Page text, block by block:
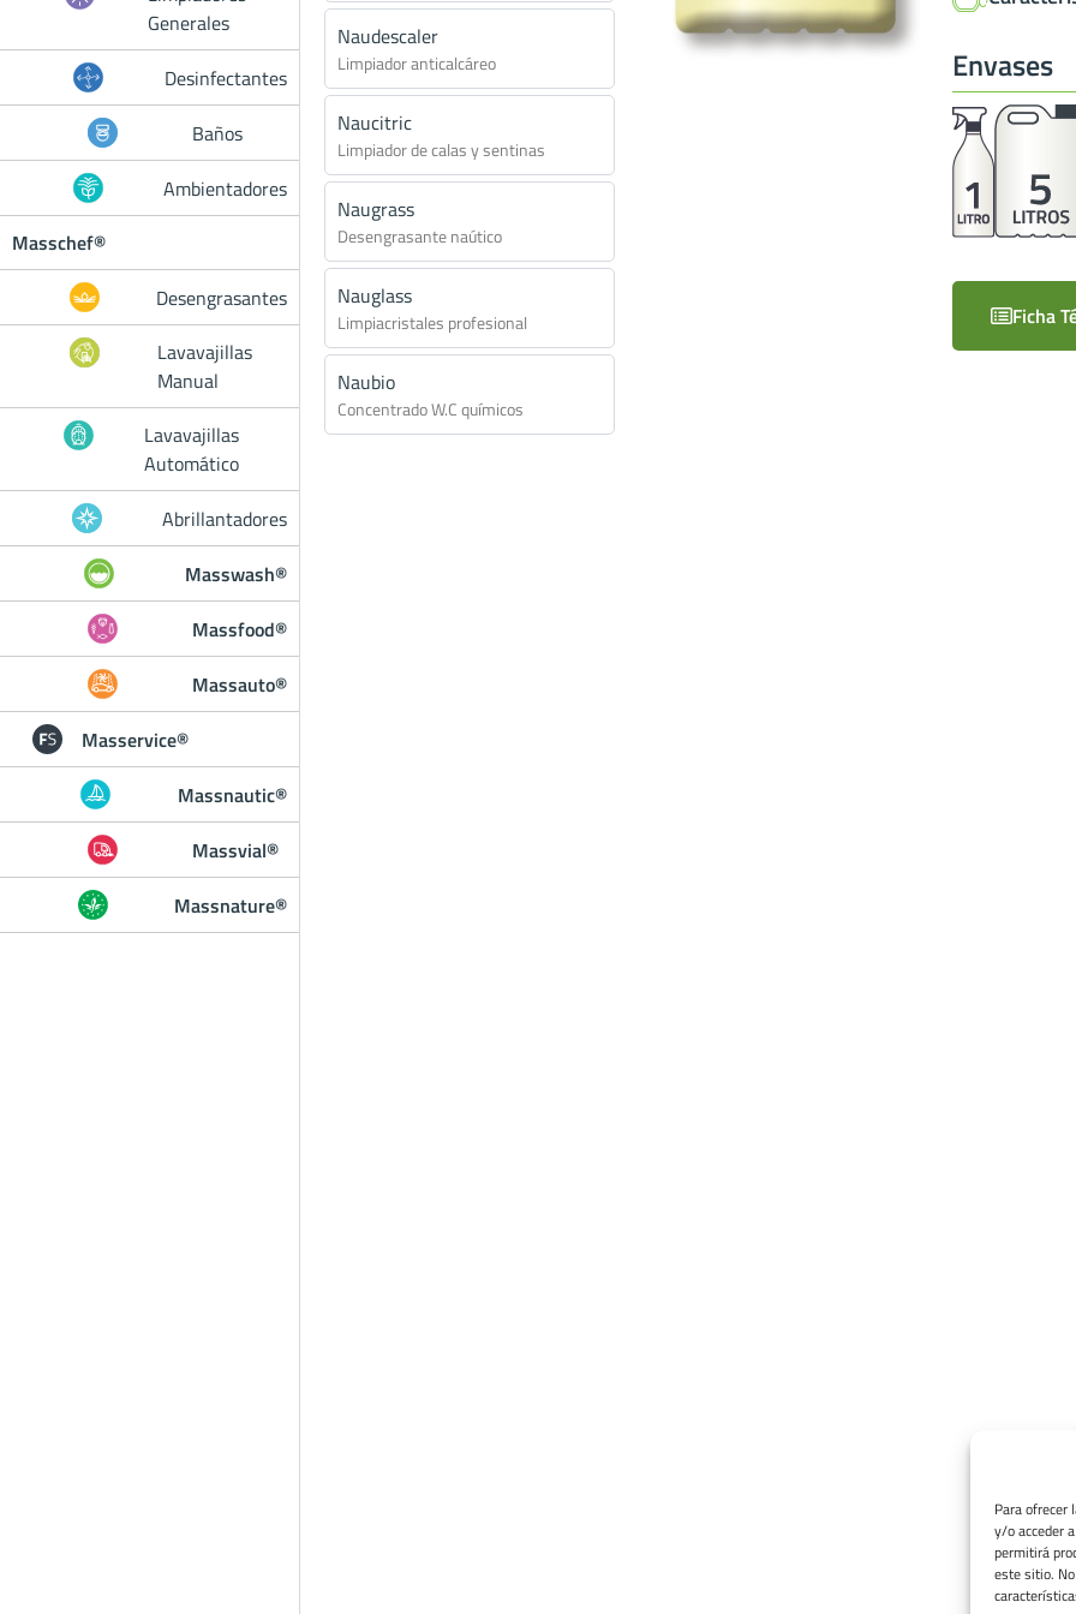
Para ofrecer
y/o acceder
permitirá
este sitio.
Generales
Desinfectantes
Baños
Ambientadores
Masschef®
Desengrasantes
Lavavajillas
Manual
Lavavajillas
Automático
Abrillantadores
Masswash®
Massfood®
Massauto®
Masservice®
Massnautic®
Massvial®
Massnature®
Naudescaler
Limpiador anticalcáreo
Naucitric
Limpiador de calas y sentinas
Naugrass
Desengrasante naútico
Nauglass
Limpiacristales profesional
Naubio
Concentrado W.C químicos
Envases
Ficha